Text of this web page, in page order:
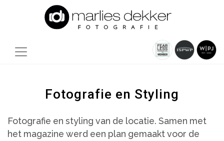
Fotografie en Styling
Fotografie en styling van de locatie. Samen met
het magazine werd een plan gemaakt voor de